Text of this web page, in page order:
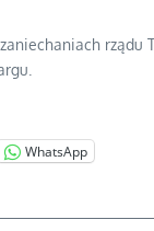
rządu
WhatsApp